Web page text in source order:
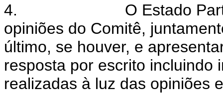
4.
O Estado
opiniões do Comitê,
último, se houver, e
resposta por escrito incluindo
realizadas à luz das opiniões